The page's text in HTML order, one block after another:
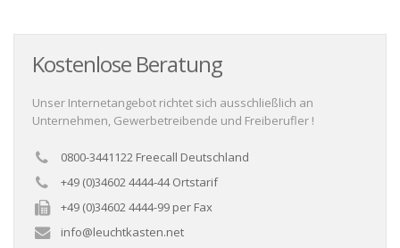
Kostenlose Beratung
Unser Internetangebot richtet sich ausschließlich an
Unternehmen, Gewerbetreibende und Freiberufler !
0800-3441122 Freecall Deutschland
+49 (0)34602 4444-44 Ortstarif
+49 (0)34602 4444-99 per Fax
info@leuchtkasten.net